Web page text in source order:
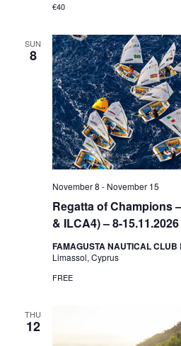
€40
SUN
8
Regatta of Champions
& ILCA4) – 8-
November 8 - November 15
FAMAGUSTA NAUTICAL CLUB
Limassol, Cyprus
FREE
THU
12